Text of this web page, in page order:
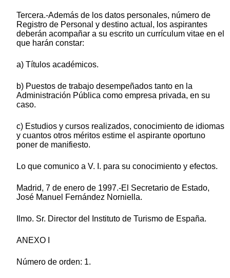
Tercera.-Además de los datos personales, número de
Registro de Personal y destino actual, los aspirantes
deberán acompañar a su escrito un currículum vitae en el
que harán constar:
a) Títulos académicos.
b) Puestos de trabajo desempeñados tanto en la
Administración Pública como empresa privada, en su
caso.
c) Estudios y cursos realizados, conocimiento de idiomas
y cuantos otros méritos estime el aspirante oportuno
poner de manifiesto.
Lo que comunico a V. I. para su conocimiento y efectos.
Madrid, 7 de enero de 1997.-El Secretario de Estado,
José Manuel Fernández Norniella.
Ilmo. Sr. Director del Instituto de Turismo de España.
ANEXO I
Número de orden: 1.